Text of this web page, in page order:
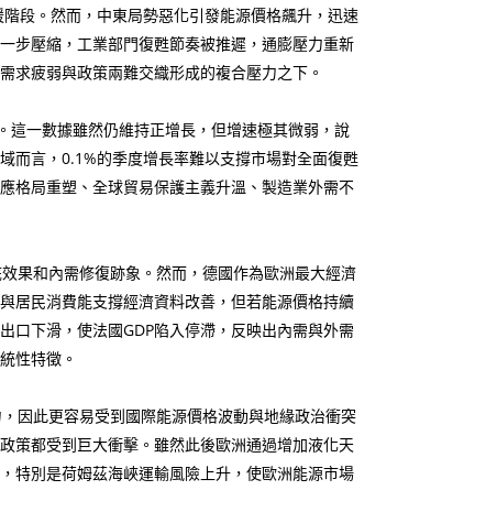
段。然而，中東局勢惡化引發能源價格飆升，迅速
步壓縮，工業部門復甦節奏被推遲，通膨壓力重新
求疲弱與政策兩難交織形成的複合壓力之下。
一數據雖然仍維持正增長，但增速極其微弱，說
而言，0.1%的季度增長率難以支撐市場對全面復甦
格局重塑、全球貿易保護主義升溫、製造業外需不
果和內需修復跡象。然而，德國作為歐洲最大經濟
居民消費能支撐經濟資料改善，但若能源價格持續
口下滑，使法國GDP陷入停滯，反映出內需與外需
性特徵。
因此更容易受到國際能源價格波動與地緣政治衝突
策都受到巨大衝擊。雖然此後歐洲通過增加液化天
特別是荷姆茲海峽運輸風險上升，使歐洲能源市場